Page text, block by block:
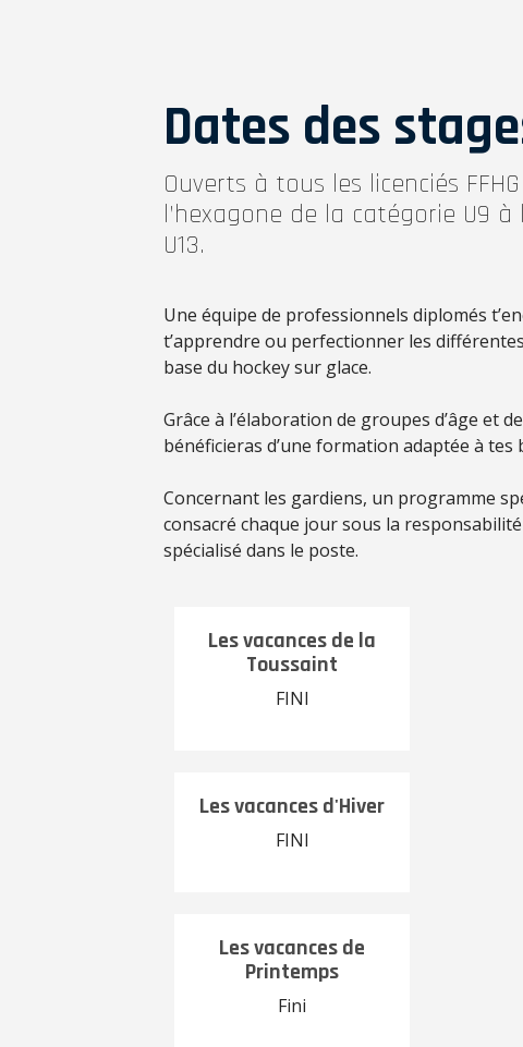
Dates des
Ouverts à tous les licenciés
l’hexagone de la catégorie U9
U13.
Une équipe de professionnels diplomés
t’apprendre ou perfectionner les
base du hockey sur glace.
Grâce à l’élaboration de groupes d’âge et
bénéficieras d’une formation adaptée à tes
Concernant les gardiens, un programme
consacré chaque jour sous la
spécialisé dans le poste.
Les vacances de la
Toussaint
FINI
Les vacances d'Hiver
FINI
Les vacances de
Printemps
Fini